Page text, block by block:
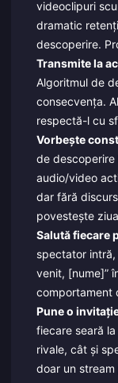
videoclipuri
dramatic
descoperire.
Transmite la
Algoritmul de
consecvența.
respectă-l cu
Vorbește
de descoperire
audio/video
dar fără
povestește
Salută fiecare
spectator intră,
venit, [nume]”
comportament
Pune o
fiecare seară
rivale, cât și
doar un stream